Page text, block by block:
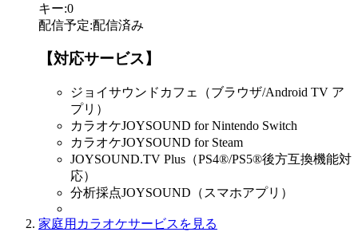
キー:0
配信予定:配信済み
【対応サービス】
ジョイサウンドカフェ（ブラウザ/Android TV ア
プリ）
カラオケJOYSOUND for Nintendo Switch
カラオケJOYSOUND for Steam
JOYSOUND.TV Plus（PS4®/PS5®後方互換機能対
応）
分析採点JOYSOUND（スマホアプリ）
家庭用カラオケサービスを見る